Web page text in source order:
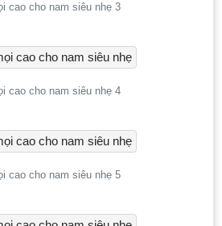
cao cho nam siêu nhẹ 3
cao cho nam siêu nhẹ 4
cao cho nam siêu nhẹ 5